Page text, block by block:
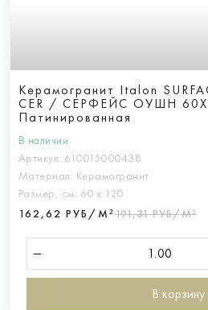
Керамогранит Italon
CER / СЕРФЕЙС ОУШН
Патинированная
В наличии
Артикул: 610015000438
Материал: Керамогранит
Размер, см: 60 х 120
162,62 РУБ/М²191,31 РУБ/М²
В корзину